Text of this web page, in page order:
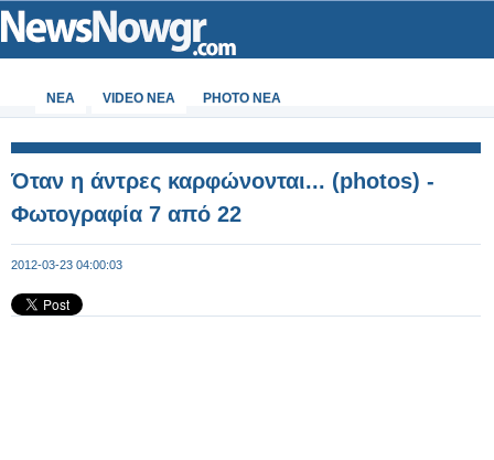
ΝΕΑ VIDEO NEA PHOTO NEA
Όταν η άντρες καρφώνονται... (photos) -
Φωτογραφία 7 από 22
2012-03-23 04:00:03